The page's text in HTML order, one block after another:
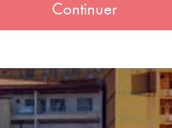
Continuer